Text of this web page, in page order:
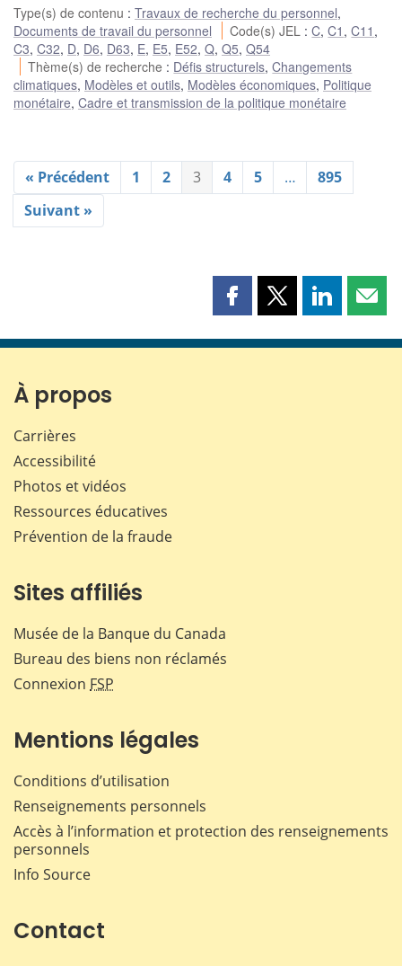
Type(s) de contenu : Travaux de recherche du personnel,
Documents de travail du personnel
Code(s) JEL :C,C1 ,C11 ,
C3, C32, D, D6, D63, E, E5, E52, Q, Q5, Q54
Thème(s) de recherche : Défis structurels,Changements
climatiques, Modèles et outils, Modèles économiques, Politique
monétaire, Cadre et transmission de la politique monétaire
« Précédent 1 2 3 4 5 …
895
Suivant »
Partager
page
Partager
page
Partager
page page
À propos
Carrières
Accessibilité
Photos et vidéos
Ressources éducatives
Prévention de la fraude
Sites affiliés
Musée de la Banque du Canada
Bureau des biens non réclamés
Connexion FSP
Mentions légales
Conditions d’utilisation
Renseignements personnels
Accès à l’information et protection des renseignements
personnels
Info Source
Contact